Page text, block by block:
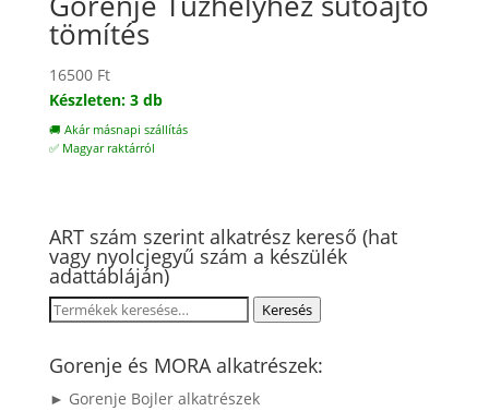
tömítés
16500 Ft
Készleten: 3 db
🚚 Akár másnapi szállítás
✅ Magyar raktárról
ART szám szerint alkatrész kereső (hat
vagy nyolcjegyű szám a készülék
adattábláján)
Keresés
következőre:
Keresés
Gorenje és MORA alkatrészek:
► Gorenje Bojler alkatrészek